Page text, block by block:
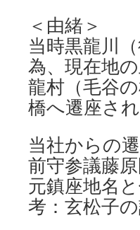
＜由緒＞
当時黒龍川
為、現在地
龍村（毛谷
橋へ遷座され
当社からの
前守参議藤
元鎮座地名
考：玄松子の